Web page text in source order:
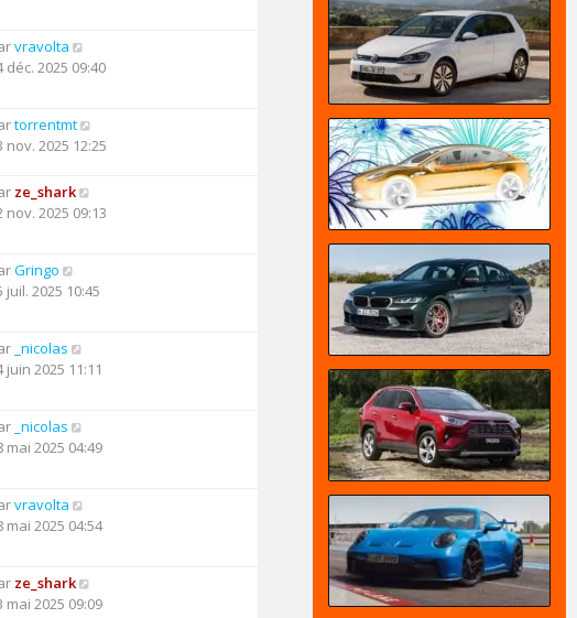
vravolta
déc. 2025 09:40
torrentmt
nov. 2025 12:25
ze_shark
nov. 2025 09:13
Gringo
juil. 2025 10:45
_nicolas
juin 2025 11:11
_nicolas
mai 2025 04:49
vravolta
mai 2025 04:54
ze_shark
mai 2025 09:09